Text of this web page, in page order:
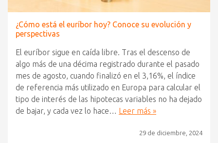
¿Cómo está el euríbor hoy? Conoce su evolución y
perspectivas
El euríbor sigue en caída libre. Tras el descenso de
algo más de una décima registrado durante el pasado
mes de agosto, cuando finalizó en el 3,16%, el índice
de referencia más utilizado en Europa para calcular el
tipo de interés de las hipotecas variables no ha dejado
de bajar, y cada vez lo hace… Leer más »
29 de diciembre, 2024